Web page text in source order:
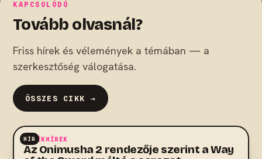
KAPCSOLÓDÓ
Tovább olvasnál?
Friss hírek és vélemények a témában — a
szerkesztőség válogatása.
ÖSSZES CIKK →
HÍR
JÁTÉKHÍREK
Az Onimusha 2 rendezője szerint a Way